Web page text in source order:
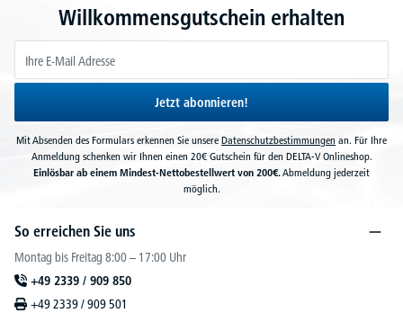
Willkommensgutschein erhalten
Jetzt abonnieren!
Mit Absenden des Formulars erkennen Sie unsere Datenschutzbestimmungen an. Für Ihre
Anmeldung schenken wir Ihnen einen 20€ Gutschein für den DELTA-V Onlineshop.
Einlösbar ab einem Mindest-Nettobestellwert von 200€.Abmeldung jederzeit
möglich.
So erreichen Sie uns
Montag bis Freitag 8:00 – 17:00 Uhr
+49 2339 / 909 850
+49 2339 / 909 501